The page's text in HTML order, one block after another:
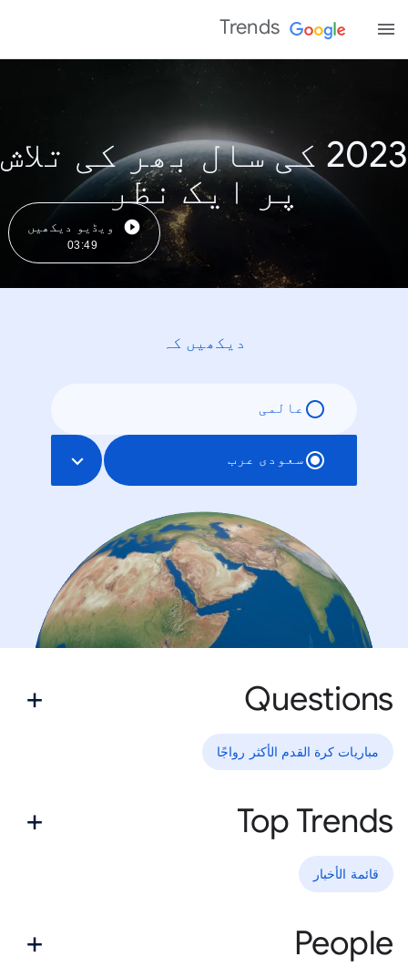
Trends
2023 کی سال بھر کی تلاش
پر ایک نظر
ویڈیو دیکھیں
03:49
دیکھیں کہ
عالمی
سعودی عرب
Questions
مباريات كرة القدم الأكثر رواجًا
Top Trends
قائمة الأخبار
People